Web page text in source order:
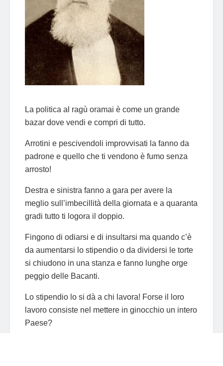
La politica al ragù oramai è come un grande
bazar dove vendi e compri di tutto.
Arrotini e pescivendoli improvvisati la fanno da
padrone e quello che ti vendono è fumo senza
arrosto!
Destra e sinistra fanno a gara per avere la
meglio sull’imbecillità della giornata e a quaranta
gradi tutto ti logora il doppio.
Fingono di odiarsi e di insultarsi ma quando c’è
da aumentarsi lo stipendio o da dividersi le torte
si chiudono in una stanza e fanno lunghe orge
peggio delle Bacanti.
Lo stipendio lo si dà a chi lavora! Forse il loro
lavoro consiste nel mettere in ginocchio un intero
Paese?